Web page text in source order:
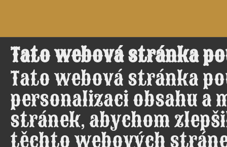
Tato webová stránka
Tato webová stránka
personalizaci obsahu a
stránek, abychom
těchto webových